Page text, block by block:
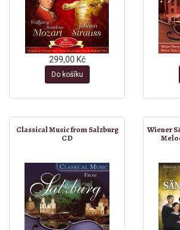
299,00 Kč
Do košíku
Classical Music from Salzburg
CD
Wiener